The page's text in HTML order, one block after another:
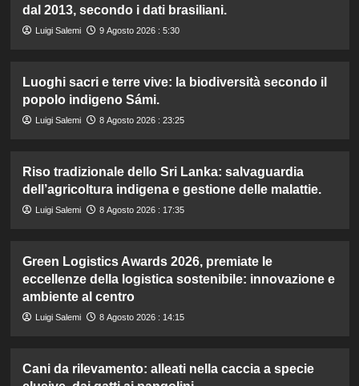
dal 2013, secondo i dati brasiliani.
Luigi Salemi 9 Agosto 2026 : 5:30
Luoghi sacri e terre vive: la biodiversità secondo il
popolo indigeno Sámi.
Luigi Salemi 8 Agosto 2026 : 23:25
Riso tradizionale dello Sri Lanka: salvaguardia
dell’agricoltura indigena e gestione delle malattie.
Luigi Salemi 8 Agosto 2026 : 17:35
Green Logistics Awards 2026, premiate le
eccellenze della logistica sostenibile: innovazione e
ambiente al centro
Luigi Salemi 8 Agosto 2026 : 14:15
Cani da rilevamento: alleati nella caccia a specie